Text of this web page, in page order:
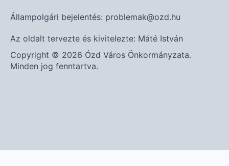
Állampolgári bejelentés: problemak@ozd.hu
Az oldalt tervezte és kivitelezte: Máté István
Copyright © 2026 Ózd Város Önkormányzata.
Minden jog fenntartva.